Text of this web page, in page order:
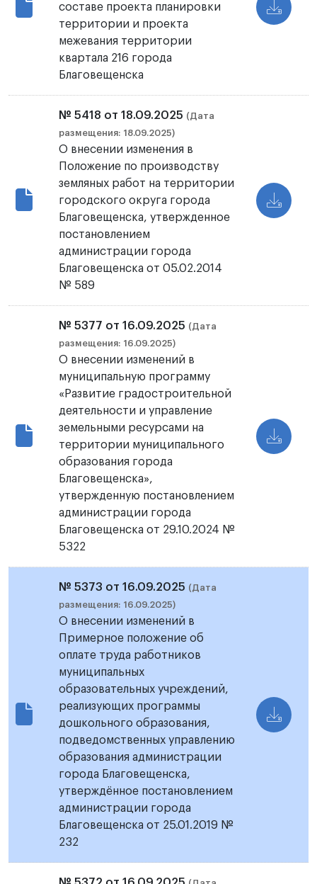
составе проекта планировки
территории и проекта
межевания территории
квартала 216 города
Благовещенска
№ 5418 от 18.09.2025 (Дата
размещения: 18.09.2025)
О внесении изменения в
Положение по производству
земляных работ на территории
городского округа города
Благовещенска, утвержденное
постановлением
администрации города
Благовещенска от 05.02.2014
№ 589
№ 5377 от 16.09.2025 (Дата
размещения: 16.09.2025)
О внесении изменений в
муниципальную программу
«Развитие градостроительной
деятельности и управление
земельными ресурсами на
территории муниципального
образования города
Благовещенска»,
утвержденную постановлением
администрации города
Благовещенска от 29.10.2024 №
5322
№ 5373 от 16.09.2025 (Дата
размещения: 16.09.2025)
О внесении изменений в
Примерное положение об
оплате труда работников
муниципальных
образовательных учреждений,
реализующих программы
дошкольного образования,
подведомственных управлению
образования администрации
города Благовещенска,
утверждённое постановлением
администрации города
Благовещенска от 25.01.2019 №
232